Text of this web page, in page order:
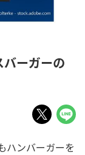
バーガーの
ハンバーガーを